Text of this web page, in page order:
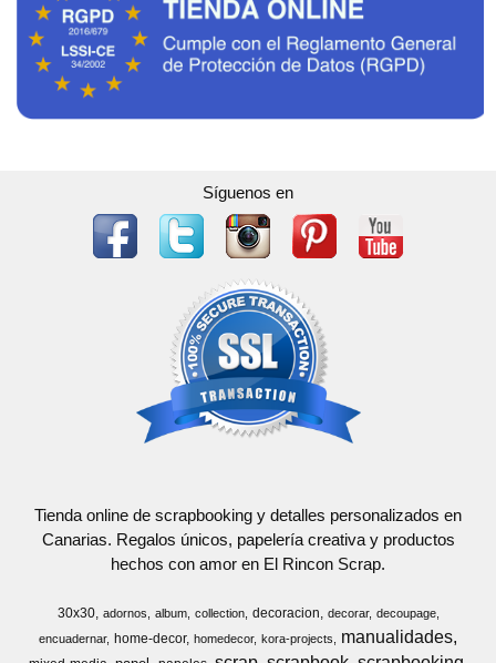
Síguenos en
Tienda online de scrapbooking y detalles personalizados en
Canarias. Regalos únicos, papelería creativa y productos
hechos con amor en El Rincon Scrap.
30x30 adornos album collection decoracion decorar
decoupage
encuadernar
home-decor homedecor kora-projects manualidades